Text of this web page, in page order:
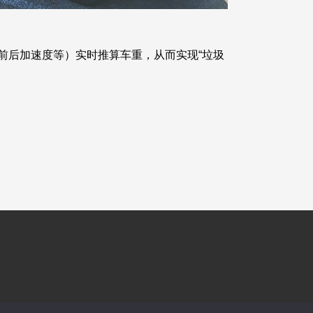
加速度等）实时推算车重，从而实现“垃圾